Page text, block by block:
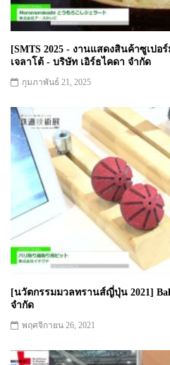
[SMTS 2025 - งานแสดงสินค้าซูเปอ
เจลาโต้ - บริษัท เอิร์ธไคดา จำกัด
กุมภาพันธ์ 21, 2025
[นวัตกรรมมวลทรานส์ญี่ปุ่น 2021]
จำกัด
พฤศจิกายน 26, 2021